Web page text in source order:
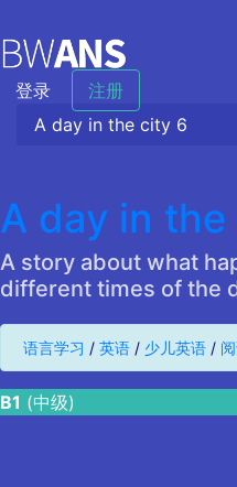
登录 注册
A day in
A story about what
different times of the
语言学习 / 英语 / 少儿英语 /
B1 (中级)